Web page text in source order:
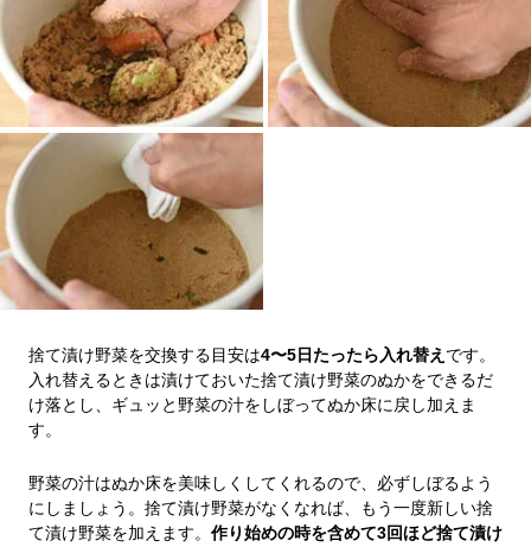
捨て漬け野菜を交換する目安は4〜5日たったら入れ替え です。
入れ替えるときは漬けておいた捨て漬け野菜のぬかをできるだ
け落とし、ギュッと野菜の汁をしぼってぬか床に戻し加えま
す。
野菜の汁はぬか床を美味しくしてくれるので、必ずしぼるよう
にしましょう。捨て漬け野菜がなくなれば、もう一度新しい捨
て漬け野菜を加えます。 作り始めの時を含めて3回ほど捨て漬け